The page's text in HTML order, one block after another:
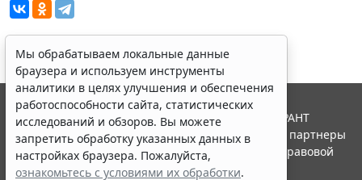
Мы обрабатываем локальные данные
браузера и используем инструменты
аналитики в целях улучшения и обеспечения
работоспособности сайта, статистических
исследований и обзоров. Вы можете
запретить обработку указанных данных в
настройках браузера. Пожалуйста,
ознакомьтесь с условиями их обработки.
© ООО "НПП "ГАРАНТ-СЕРВИС", 2026. Система ГАРАНТ
выпускается с 1990 года. Компания "Гарант" и ее партнеры
являются участниками Российской ассоциации правовой
информации ГАРАНТ.